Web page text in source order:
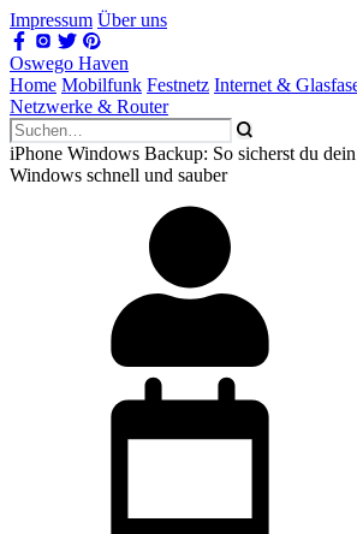
Impressum Über uns
Oswego Haven
Home Mobilfunk Festnetz Internet &
Netzwerke & Router
iPhone Windows Backup: So sicherst du
Windows schnell und sauber